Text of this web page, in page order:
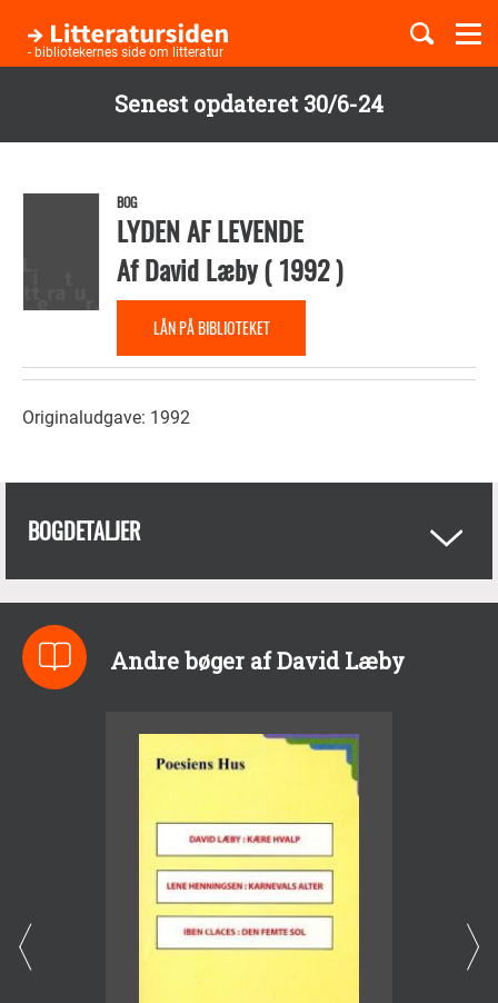
Senest opdateret 30/6-24
hovedindhold
- bibliotekernes side om litteratur
Børnebøger
Temaer
BOG
LYDEN AF LEVENDE
AfDavid Læby(1992)
LÅN PÅ BIBLIOTEKET
Originaludgave: 1992
BOGDETALJER
Andre bøger af David Læby